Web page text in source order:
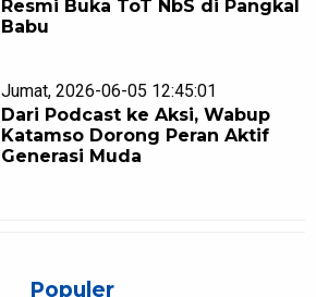
Resmi Buka ToT NbS di Pangkal
Babu
Jumat, 2026-06-05 12:45:01
Dari Podcast ke Aksi, Wabup
Katamso Dorong Peran Aktif
Generasi Muda
Populer